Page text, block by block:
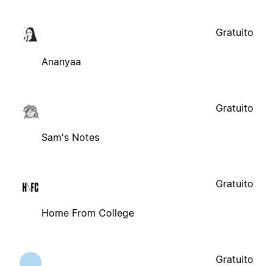
Ananyaa
Gratuito
Sam's Notes
Gratuito
Home From College
Gratuito
Gratuito